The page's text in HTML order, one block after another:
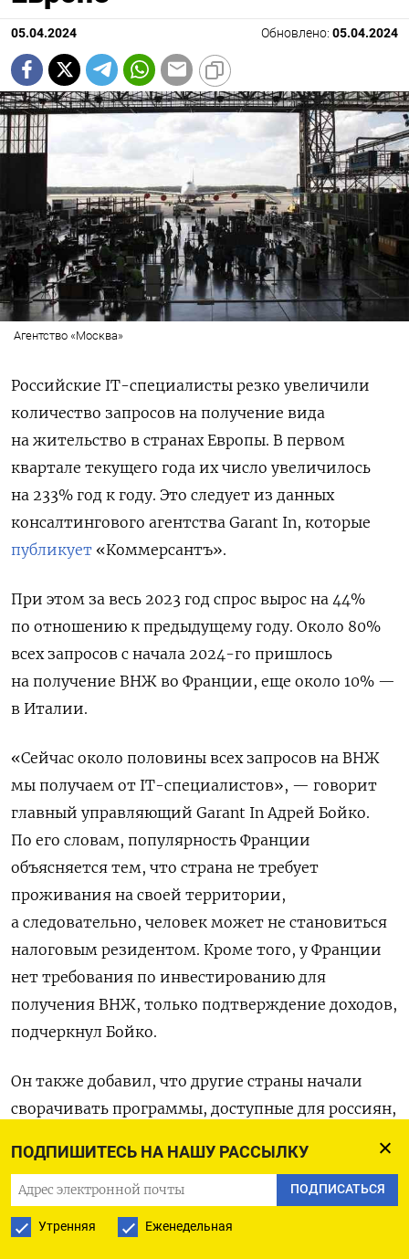
ПОДПИШИТЕСЬ НА НАШУ РАССЫЛКУ
ПОДПИСАТЬСЯ
Утренняя Еженедельная
05.04.2024 Обновлено: 05.04.2024
Агентство «Москва»
Российские IT-специалисты резко увеличили
количество запросов на получение вида
на жительство в странах Европы. В первом
квартале текущего года их число увеличилось
на 233% год к году. Это следует из данных
консалтингового агентства Garant In, которые
публикует «Коммерсантъ».
При этом за весь 2023 год спрос вырос на 44%
по отношению к предыдущему году. Около 80%
всех запросов с начала 2024-го пришлось
на получение ВНЖ во Франции, еще около 10% —
в Италии.
«Сейчас около половины всех запросов на ВНЖ
мы получаем от IT-специалистов», — говорит
главный управляющий Garant In Адрей Бойко.
По его словам, популярность Франции
объясняется тем, что страна не требует
проживания на своей территории,
а следовательно, человек может не становиться
налоговым резидентом. Кроме того, у Франции
нет требования по инвестированию для
получения ВНЖ, только подтверждение доходов,
подчеркнул Бойко.
Он также добавил, что другие страны начали
сворачивать программы, доступные для россиян,
В прошлом году глава Минцифры Максут
Шадаев, ссылаясь на крупные IT-компании,
заверял, что России не нужна программа